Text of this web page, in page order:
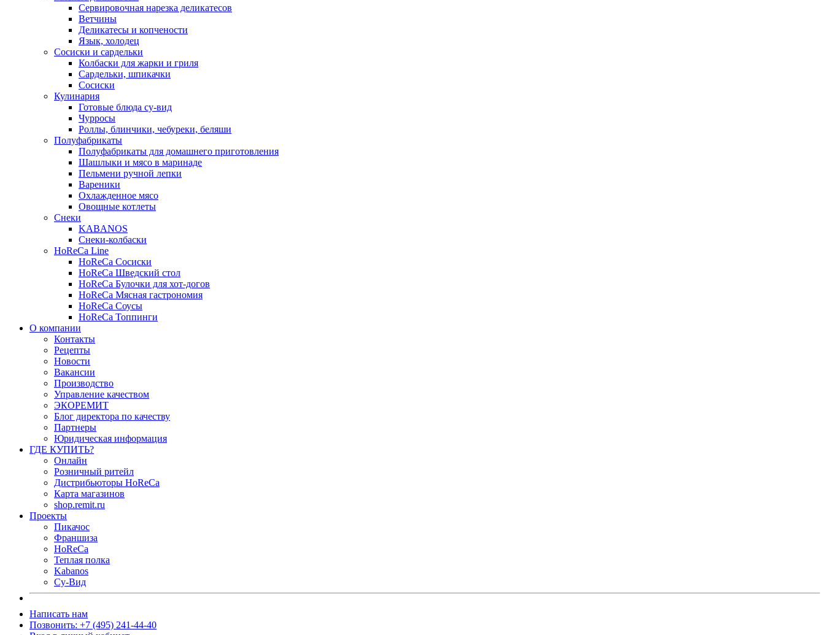
Сервировочная нарезка деликатесов
Ветчины
Деликатесы и копчености
Язык, холодец
Сосиски и сардельки
Колбаски для жарки и гриля
Сардельки, шпикачки
Сосиски
Кулинария
Готовые блюда су-вид
Чурросы
Роллы, блинчики, чебуреки, беляши
Полуфабрикаты
Полуфабрикаты для домашнего приготовления
Шашлыки и мясо в маринаде
Пельмени ручной лепки
Вареники
Охлажденное мясо
Овощные котлеты
Снеки
KABANOS
Снеки-колбаски
HoReCa Line
HoReCa Сосиски
HoReCa Шведский стол
HoReCa Булочки для хот-догов
HoReCa Мясная гастрономия
HoReCa Соусы
HoReCa Топпинги
О компании
Контакты
Рецепты
Новости
Вакансии
Производство
Управление качеством
ЭКОРЕМИТ
Блог директора по качеству
Партнеры
Юридическая информация
ГДЕ КУПИТЬ?
Онлайн
Розничный ритейл
Дистрибьюторы HoReCa
Карта магазинов
shop.remit.ru
Проекты
Пикачос
Франшиза
HoReCa
Теплая полка
Kabanos
Су-Вид
Написать нам
Позвонить: +7 (495) 241-44-40